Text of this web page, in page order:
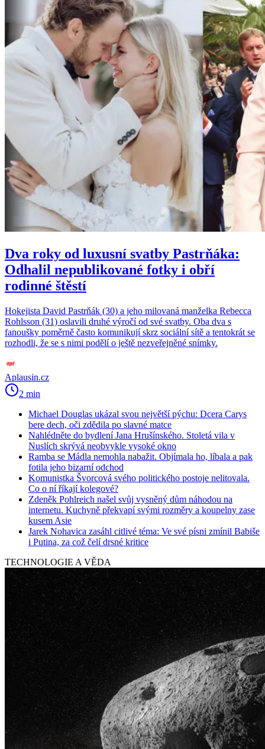
Dva roky od luxusní svatby Pastrňáka:
Odhalil nepublikované fotky i obří
rodinné štěstí
Hokejista David Pastrňák (30) a jeho milovaná manželka Rebecca
Rohlsson (31) oslavili druhé výročí od své svatby. Oba dva s
fanoušky poměrně často komunikují skrz sociální sítě a tentokrát se
rozhodli, že se s nimi podělí o ještě nezveřejněné snímky.
Aplausin.cz
2 min
Michael Douglas ukázal svou největší pýchu: Dcera Carys
bere dech, oči zdědila po slavné matce
Nahlédněte do bydlení Jana Hrušínského. Stoletá vila v
Nuslích skrývá neobvykle vysoké okno
Ramba se Mádla nemohla nabažit. Objímala ho, líbala a pak
fotila jeho bizarní odchod
Komunistka Švorcová svého politického postoje nelitovala.
Co o ní říkají kolegové?
Zdeněk Pohlreich našel svůj vysněný dům náhodou na
internetu. Kuchyně překvapí svými rozměry a koupelny zase
kusem Asie
Jarek Nohavica zasáhl citlivé téma: Ve své písni zmínil Babiše
i Putina, za což čelí drsné kritice
TECHNOLOGIE A VĚDA